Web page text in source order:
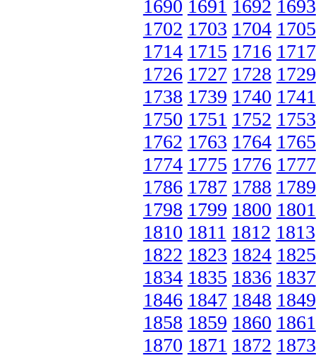
1690 1691 1692 1693
1702 1703 1704 1705
1714 1715 1716 1717
1726 1727 1728 1729
1738 1739 1740 1741
1750 1751 1752 1753
1762 1763 1764 1765
1774 1775 1776 1777
1786 1787 1788 1789
1798 1799 1800 1801
1810 1811 1812 1813
1822 1823 1824 1825
1834 1835 1836 1837
1846 1847 1848 1849
1858 1859 1860 1861
1870 1871 1872 1873